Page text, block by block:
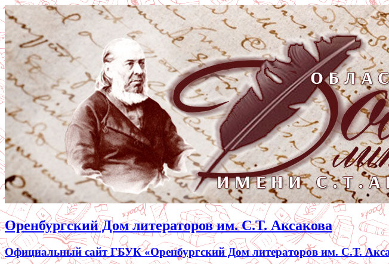
Оренбургский Дом литераторов им. С.Т. Аксакова
Официальный сайт ГБУК «Оренбургский Дом литераторов им. С.Т.